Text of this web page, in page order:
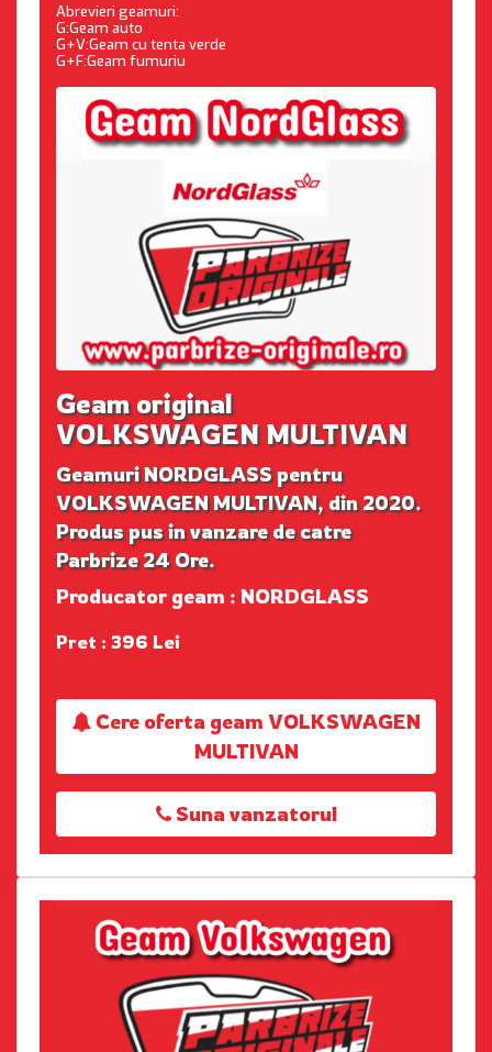
Abrevieri geamuri:
G:Geam auto
G+V:Geam cu tenta verde
G+F:Geam fumuriu
Geam original
VOLKSWAGEN MULTIVAN
Geamuri NORDGLASS pentru
VOLKSWAGEN MULTIVAN, din 2020.
Produs pus in vanzare de catre
Parbrize 24 Ore.
Producator geam : NORDGLASS
Pret : 396 Lei
Cere oferta geam VOLKSWAGEN
MULTIVAN
Suna vanzatorul